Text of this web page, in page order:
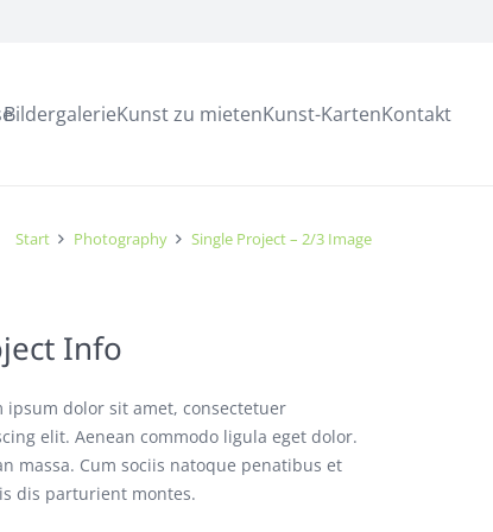
BildergalerieKunst zu mietenKunst-KartenKontakt
Start Photography Single Project – 2/3 Image
Info
ipsum dolor sit amet, consectetuer
elit. Aenean commodo ligula eget dolor.
massa. Cum sociis natoque penatibus et
dis parturient montes.